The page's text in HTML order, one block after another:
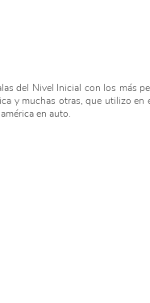
del Nivel Inicial con los más
y muchas otras, que utilizo en
en auto.